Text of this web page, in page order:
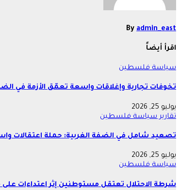
By admin_east
اقرأ أيضاً
سياسةفلسطين
تخوفات تجارية وإغلاقات واسعة تعمّق الأزمة في
يوليو 25, 2026
تقاريرسياسةفلسطين
تصعيد شامل في الضفة الغربية: حملة اعتقالات
يوليو 25, 2026
سياسةفلسطين
شرطة الاحتلال تعتقل مستوطنين إثر اعتداءات